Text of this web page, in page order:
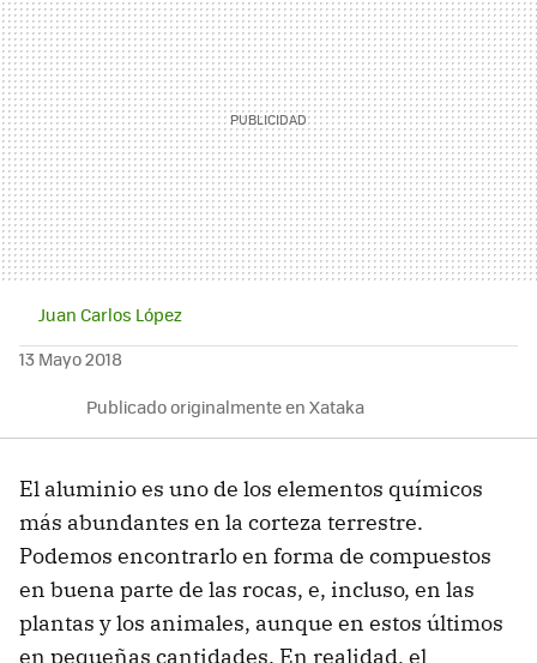
Juan Carlos López
13 Mayo 2018
Publicado originalmente en Xataka
El aluminio es uno de los elementos químicos
más abundantes en la corteza terrestre.
Podemos encontrarlo en forma de compuestos
en buena parte de las rocas, e, incluso, en las
plantas y los animales, aunque en estos últimos
en pequeñas cantidades. En realidad, el